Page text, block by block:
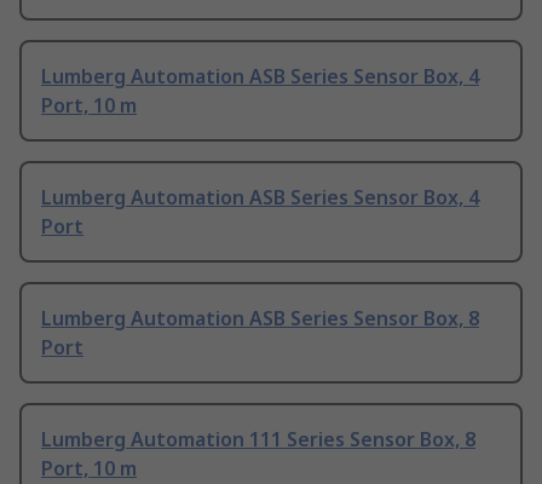
Lumberg Automation ASB Series Sensor Box, 4
Port, 10 m
Lumberg Automation ASB Series Sensor Box, 4
Port
Lumberg Automation ASB Series Sensor Box, 8
Port
Lumberg Automation 111 Series Sensor Box, 8
Port, 10 m